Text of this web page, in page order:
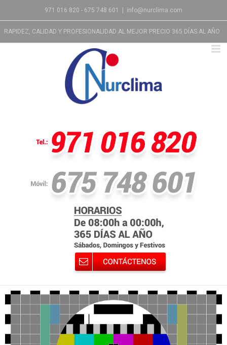
971 016 820 - 675 748 601 info@nurclima.com
RAPIDEZ, CALIDAD Y PROFESIONALIDAD AL MEJOR PRECIO 365 DÍAS AL AÑO